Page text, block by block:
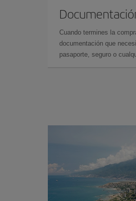
Cuando termines la
documentación que
pasaporte, seguro o